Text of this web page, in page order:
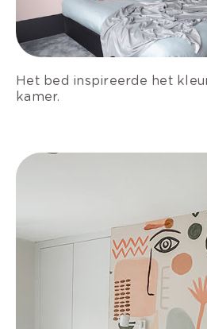
Het bed inspireerde het
kamer.